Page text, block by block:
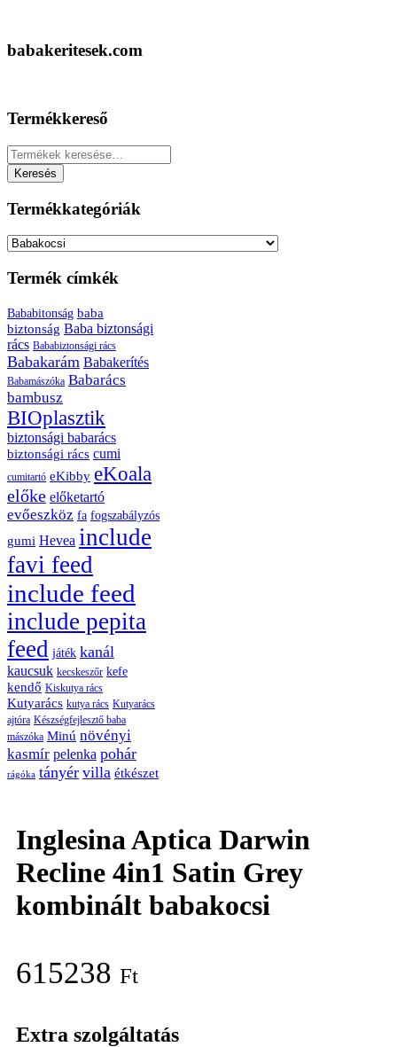
babakeritesek.com
Termékkereső
Keresés
a
következőre:
Keresés
Termékkategóriák
Termék címkék
Bababitonság baba
biztonság Baba biztonsági
rács Bababiztonsági rács
Babakarám Babakerítés
Babamászóka Babarács
bambusz
BIOplasztik
biztonsági babarács
biztonsági rács cumi
cumitartó eKibby eKoala
előke előketartó
evőeszköz fa fogszabályzós
gumi Hevea include
favi feed
include feed
include pepita
feed játék kanál
kaucsuk kecskeszőr kefe
kendő Kiskutya rács
Kutyarács kutya rács Kutyarács
ajtóra Készségfejlesztő baba
mászóka Minú növényi
kasmír pelenka pohár
rágóka tányér villa étkészet
Inglesina Aptica Darwin
Recline 4in1 Satin Grey
kombinált babakocsi
615238 Ft
Extra szolgáltatás